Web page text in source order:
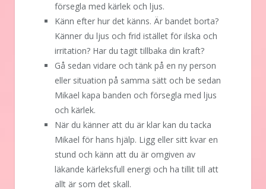
försegla med kärlek och ljus.
Känn efter hur det känns. Är bandet borta?
Känner du ljus och frid istället för ilska och
irritation? Har du tagit tillbaka din kraft?
Gå sedan vidare och tänk på en ny person
eller situation på samma sätt och be sedan
Mikael kapa banden och försegla med ljus
och kärlek.
När du känner att du är klar kan du tacka
Mikael för hans hjälp. Ligg eller sitt kvar en
stund och känn att du är omgiven av
läkande kärleksfull energi och ha tillit till att
allt är som det skall.